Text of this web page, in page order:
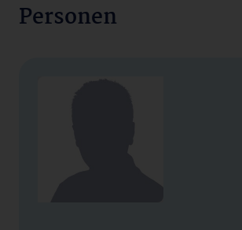
Personen